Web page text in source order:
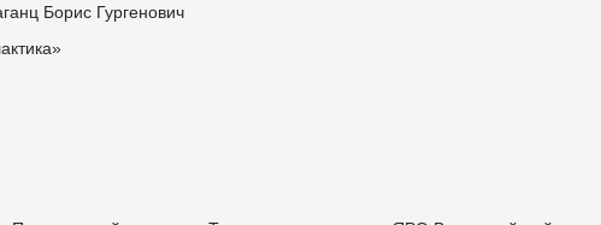
Борис Гургенович